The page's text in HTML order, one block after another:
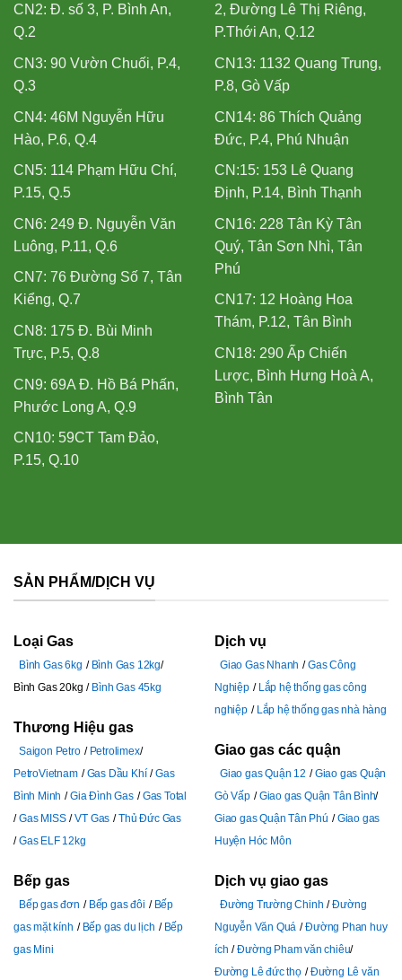
CN2: Đ. số 3, P. Bình An,
Q.2
CN3: 90 Vườn Chuối, P.4,
Q.3
CN4: 46M Nguyễn Hữu
Hào, P.6, Q.4
CN5: 114 Phạm Hữu Chí,
P.15, Q.5
CN6: 249 Đ. Nguyễn Văn
Luông, P.11, Q.6
CN7: 76 Đường Số 7, Tân
Kiểng, Q.7
CN8: 175 Đ. Bùi Minh
Trực, P.5, Q.8
CN9: 69A Đ. Hồ Bá Phấn,
Phước Long A, Q.9
CN10: 59CT Tam Đảo,
P.15, Q.10
2, Đường Lê Thị Riêng,
P.Thới An, Q.12
CN13: 1132 Quang Trung,
P.8, Gò Vấp
CN14: 86 Thích Quảng
Đức, P.4, Phú Nhuận
CN:15: 153 Lê Quang
Định, P.14, Bình Thạnh
CN16: 228 Tân Kỳ Tân
Quý, Tân Sơn Nhì, Tân
Phú
CN17: 12 Hoàng Hoa
Thám, P.12, Tân Bình
CN18: 290 Ấp Chiến
Lược, Bình Hưng Hoà A,
Bình Tân
SẢN PHẨM/DỊCH VỤ
Loại Gas
Bình Gas 6kg
Bình Gas 12kg
Bình Gas 20kg
Bình Gas 45kg
Thương Hiệu gas
Saigon Petro
Petrolimex
PetroVietnam
Gas Dầu Khí
Gas
Bình Minh
Gia Đình Gas
Gas Total
Gas MISS
VT Gas
Thủ Đức Gas
Gas ELF 12kg
Bếp gas
Bếp gas đơn Bếp gas đôi
Bếp
gas mặt kính
Bếp gas du lịch
Bếp
gas Mini
Dịch vụ
Giao Gas Nhanh
Gas Công
Nghiệp
Lắp hệ thống gas công
nghiệp
Lắp hệ thống gas nhà hàng
Giao gas các quận
Giao gas Quận 12
Giao gas Quận
Gò Vấp
Giao gas Quận Tân Bình
Giao gas Quận Tân Phú
Giao gas
Huyện Hóc Môn
Dịch vụ giao gas
Đường Trường Chinh
Đường
Nguyễn Văn Quá
Đường Phan huy
ích
Đường Pham văn chiêu
Đường Lê đức thọ
Đường Lê văn